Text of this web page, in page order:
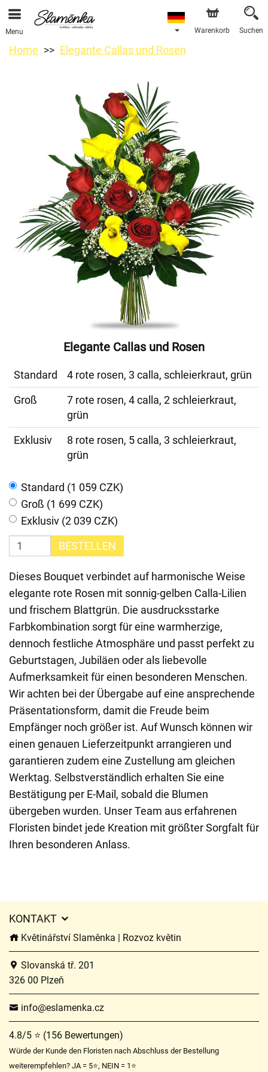
Menu Warenkorb Suchen
Home Elegante Callas und Rosen
Elegante Callas und Rosen
Standard
4 rote rosen, 3 calla, schleierkraut, grün
Groß
7 rote rosen, 4 calla, 2 schleierkraut,
grün
Exklusiv
8 rote rosen, 5 calla, 3 schleierkraut,
grün
Standard (1 059 CZK)
Groß (1 699 CZK)
Exklusiv (2 039 CZK)
BESTELLEN
Dieses Bouquet verbindet auf harmonische Weise
elegante rote Rosen mit sonnig-gelben Calla-Lilien
und frischem Blattgrün. Die ausdrucksstarke
Farbkombination sorgt für eine warmherzige,
dennoch festliche Atmosphäre und passt perfekt zu
Geburtstagen, Jubiläen oder als liebevolle
Aufmerksamkeit für einen besonderen Menschen.
Wir achten bei der Übergabe auf eine ansprechende
Präsentationsform, damit die Freude beim
Empfänger noch größer ist. Auf Wunsch können wir
einen genauen Lieferzeitpunkt arrangieren und
garantieren zudem eine Zustellung am gleichen
Werktag. Selbstverständlich erhalten Sie eine
Bestätigung per E-Mail, sobald die Blumen
übergeben wurden. Unser Team aus erfahrenen
Floristen bindet jede Kreation mit größter Sorgfalt für
Ihren besonderen Anlass.
KONTAKT
Květinářství Slaměnka | Rozvoz květin
Slovanská tř. 201
326 00 Plzeň
info@eslamenka.cz
4.8/5 ⭐ (156 Bewertungen)
Würde der Kunde den Floristen nach Abschluss der Bestellung
weiterempfehlen? JA = 5⭐, NEIN = 1⭐